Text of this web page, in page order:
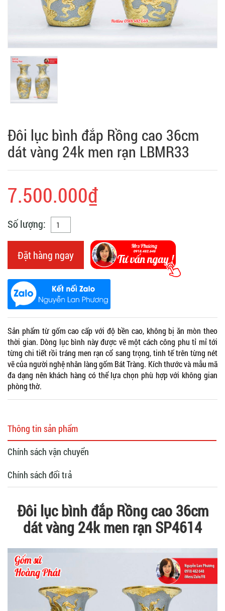
Đôi lục bình đắp Rồng cao 36cm
dát vàng 24k men rạn LBMR33
7.500.000₫
Số lượng:
Đặt hàng ngay
Sản phẩm từ gốm cao cấp với độ bền cao, không bị ăn mòn theo
thời gian. Dòng lục bình này được vẽ một cách công phu tỉ mỉ tới
từng chi tiết rồi tráng men rạn cổ sang trọng, tinh tế trên từng nét
vẽ của người nghệ nhân làng gốm Bát Tràng. Kích thước và mẫu mã
đa dạng nên khách hàng có thể lựa chọn phù hợp với không gian
phòng thờ.
Thông tin sản phẩm
Chính sách vận chuyển
Chính sách đổi trả
Đôi lục bình đắp Rồng cao 36cm
dát vàng 24k men rạn SP4614